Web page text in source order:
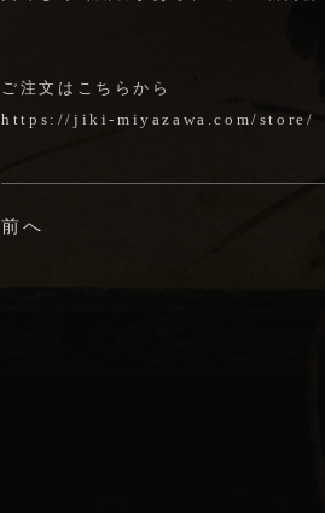
ご注文はこちらから
https://jiki-miyazawa.com/store/
前へ